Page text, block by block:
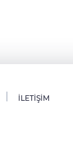
İLETİŞİM